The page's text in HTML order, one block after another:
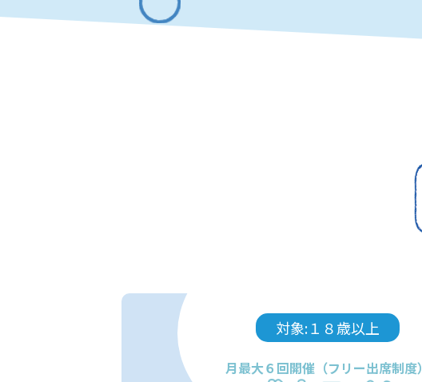
対象:１８歳以上
月最大６回開催（フリー出席制度）